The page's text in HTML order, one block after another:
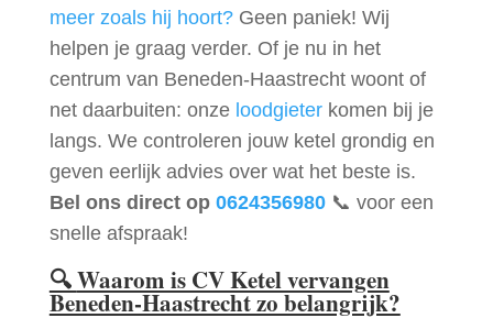
meer zoals hij hoort?Geen paniek! Wij
helpen je graag verder. Of je nu in het
centrum van Beneden-Haastrecht woont of
net daarbuiten: onze loodgieterkomen bij je
langs. We controleren jouw ketel grondig en
geven eerlijk advies over wat het beste is.
Bel ons direct op 0624356980📞 voor een
snelle afspraak!
🔍Waarom is CV Ketel vervangen
Beneden-Haastrecht zo belangrijk?